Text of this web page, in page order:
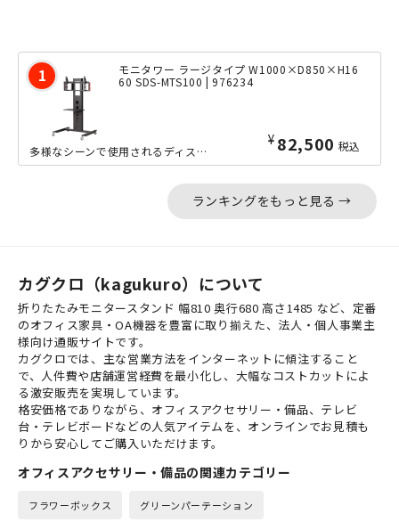
モニタワー ラージタイプ W1000×D850×H16
60 SDS-MTS100 | 976234
¥ 82,500 税込
多様なシーンで使用されるディスプレイスタンドとして、「倒れない」ことに配慮されて...
ランキングをもっと見る →
カグクロ（kagukuro）について
折りたたみモニタースタンド 幅810 奥行680 高さ1485 など、定番
のオフィス家具・OA機器を豊富に取り揃えた、法人・個人事業主
様向け通販サイトです。
カグクロでは、主な営業方法をインターネットに傾注すること
で、人件費や店舗運営経費を最小化し、大幅なコストカットによ
る激安販売を実現しています。
格安価格でありながら、オフィスアクセサリー・備品、テレビ
台・テレビボードなどの人気アイテムを、オンラインでお見積も
りから安心してご購入いただけます。
オフィスアクセサリー・備品の関連カテゴリー
フラワーボックス グリーンパーテーション